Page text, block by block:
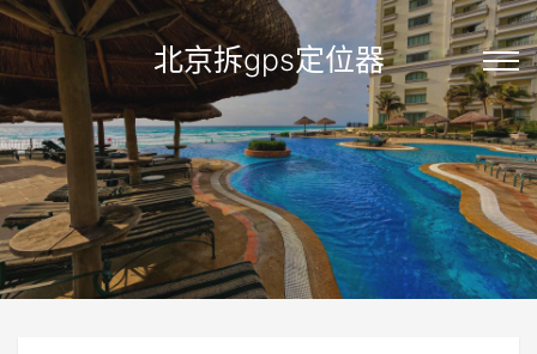
北京拆gps定位器